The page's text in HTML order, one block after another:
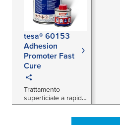
tesa® 60153
Adhesion
Promoter Fast
Cure
Trattamento
superficiale a rapida
polimerizzazione